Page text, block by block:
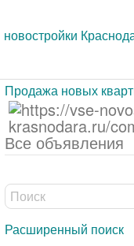
новостройки
Продажа новых
Все объявления
Расширенный поиск